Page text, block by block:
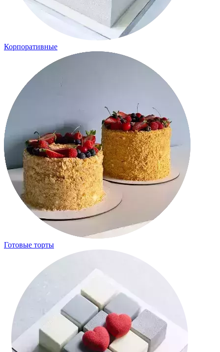
Корпоративные
Готовые торты